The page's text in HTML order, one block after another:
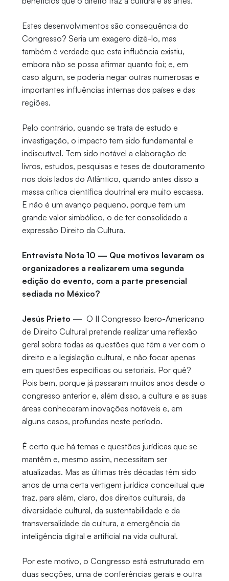
Estes desenvolvimentos são consequência do
Congresso? Seria um exagero dizê-lo, mas
também é verdade que esta influência existiu,
embora não se possa afirmar quanto foi; e, em
caso algum, se poderia negar outras numerosas e
importantes influências internas dos países e das
regiões.
Pelo contrário, quando se trata de estudo e
investigação, o impacto tem sido fundamental e
indiscutível. Tem sido notável a elaboração de
livros, estudos, pesquisas e teses de doutoramento
nos dois lados do Atlântico, quando antes disso a
massa crítica científica doutrinal era muito escassa.
E não é um avanço pequeno, porque tem um
grande valor simbólico, o de ter consolidado a
expressão Direito da Cultura.
Entrevista Nota 10 — Que motivos levaram os
organizadores a realizarem uma segunda
edição do evento, com a parte presencial
sediada no México?
Jesús Prieto — O II Congresso Ibero-Americano
de Direito Cultural pretende realizar uma reflexão
geral sobre todas as questões que têm a ver com o
direito e a legislação cultural, e não focar apenas
em questões específicas ou setoriais. Por quê?
Pois bem, porque já passaram muitos anos desde o
congresso anterior e, além disso, a cultura e as suas
áreas conheceram inovações notáveis ​​e, em
alguns casos, profundas neste período.
É certo que há temas e questões jurídicas que se
mantêm e, mesmo assim, necessitam ser
atualizadas. Mas as últimas três décadas têm sido
anos de uma certa vertigem jurídica conceitual que
traz, para além, claro, dos direitos culturais, da
diversidade cultural, da sustentabilidade e da
transversalidade da cultura, a emergência da
inteligência digital e artificial na vida cultural.
Por este motivo, o Congresso está estruturado em
duas secções, uma de conferências gerais e outra